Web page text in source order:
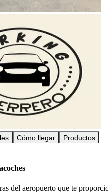
Cómo llegar Productos
del aeropuerto que te